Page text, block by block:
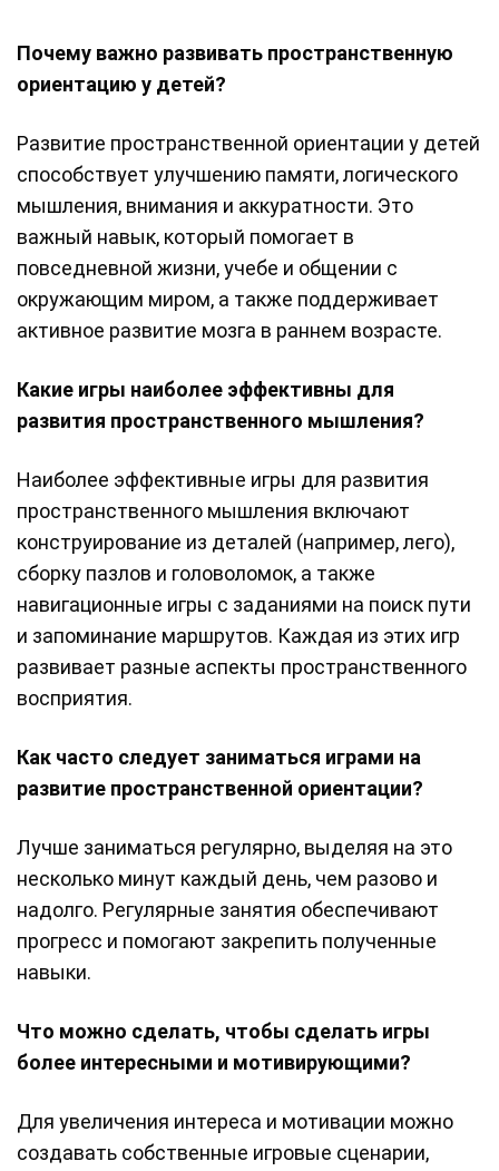
Почему важно развивать пространственную
ориентацию у детей?
Развитие пространственной ориентации у детей
способствует улучшению памяти, логического
мышления, внимания и аккуратности. Это
важный навык, который помогает в
повседневной жизни, учебе и общении с
окружающим миром, а также поддерживает
активное развитие мозга в раннем возрасте.
Какие игры наиболее эффективны для
развития пространственного мышления?
Наиболее эффективные игры для развития
пространственного мышления включают
конструирование из деталей (например, лего),
сборку пазлов и головоломок, а также
навигационные игры с заданиями на поиск пути
и запоминание маршрутов. Каждая из этих игр
развивает разные аспекты пространственного
восприятия.
Как часто следует заниматься играми на
развитие пространственной ориентации?
Лучше заниматься регулярно, выделяя на это
несколько минут каждый день, чем разово и
надолго. Регулярные занятия обеспечивают
прогресс и помогают закрепить полученные
навыки.
Что можно сделать, чтобы сделать игры
более интересными и мотивирующими?
Для увеличения интереса и мотивации можно
создавать собственные игровые сценарии,